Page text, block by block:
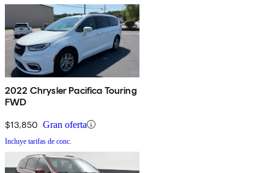
2022 Chrysler Pacifica Touring
FWD
$13,850 Gran oferta
Incluye tarifas de conc.